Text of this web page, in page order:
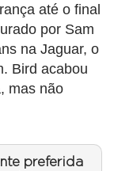
até o final
por Sam
na Jaguar, o
Bird acabou
mas não
preferida